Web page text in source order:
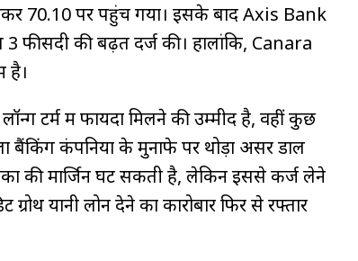
₹70.10 पर पहुंच गया। इसके बाद Axis Bank
की बढ़त दर्ज की। हालांकि, Canara
है।
टर्म में फायदा मिलने की उम्मीद है, वहीं कुछ
बैंकिंग कंपनियों के मुनाफे पर थोड़ा असर डाल
की मार्जिन घट सकती है, लेकिन इससे कर्ज लेने
यानी लोन देने का कारोबार फिर से रफ्तार